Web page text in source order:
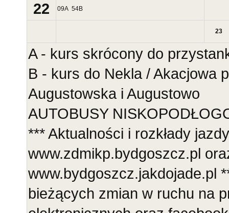
22 09A 54B
23
A - kurs skrócony do
B - kurs do Nekla / Akacjowa
Augustowska i Augustowo
AUTOBUSY
*** Aktualności i rozkłady
www.zdmikp.bydgoszcz.pl
www.bydgoszcz.jakdojade.pl
bieżących zmian w ruchu na